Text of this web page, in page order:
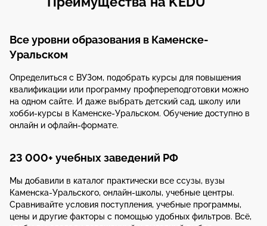
Все уровни образования в Каменске-
Уральском
Определиться с ВУЗом, подобрать курсы для повышения
квалификации или программу профпереподготовки можно
на одном сайте. И даже выбрать детский сад, школу или
хобби-курсы в Каменске-Уральском. Обучение доступно в
онлайн и офлайн-формате.
23 000+ учебных заведений РФ
Мы добавили в каталог практически все ссузы, вузы
Каменска-Уральского, онлайн-школы, учебные центры.
Сравнивайте условия поступления, учебные программы,
цены и другие факторы с помощью удобных фильтров. Всё,